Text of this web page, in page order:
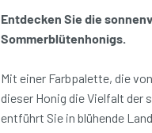
Entdecken Sie die
Sommerblütenhonigs.
Mit einer Farbpalette, die
dieser Honig die Vielfalt der
entführt Sie in blühende